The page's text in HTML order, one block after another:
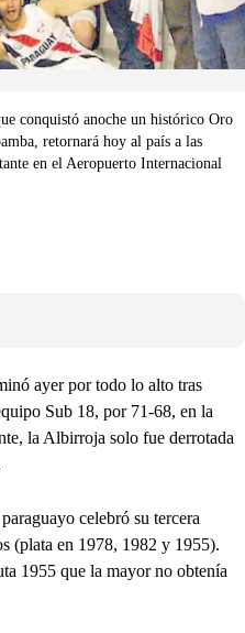
conquistó anoche un histórico Oro
retornará hoy al país a las
en el Aeropuerto Internacional
ayer por todo lo alto tras
Sub 18, por 71-68, en la
la Albirroja solo fue derrotada
celebró su tercera
(plata en 1978, 1982 y 1955).
1955 que la mayor no obtenía